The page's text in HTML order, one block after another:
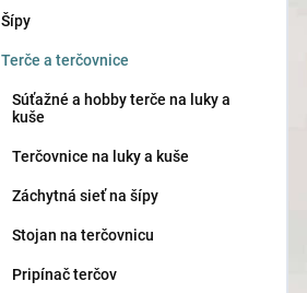
Šípy
Terče a terčovnice
Súťažné a hobby terče na luky a
kuše
Terčovnice na luky a kuše
Záchytná sieť na šípy
Stojan na terčovnicu
Pripínač terčov